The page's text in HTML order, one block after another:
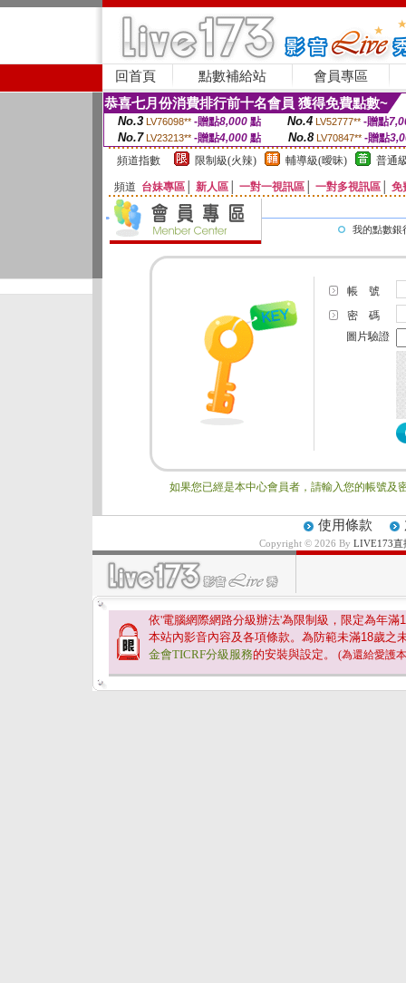
回首頁 點數補給站 會員專區
恭喜七月份消費排行前十名會員 獲得免費點數~
No.3 LV76098** -贈點8,000點 No.4 LV52777** -贈點
No.7 LV23213** -贈點4,000 點 No.8 LV70847** -贈點
頻道指數
限制級(火辣) 輔導級(曖昧) 普通
頻道 台妹專區 新人區 一對一視訊區 一對多視訊區 免
我的點數銀
帳 號
密 碼
圖片驗證
如果您已經是本中心會員者，請輸入您的帳號及
使用條款
Copyright © 2026 By LIVE173直
依'電腦網際網路分級辦法'為限制級，限定為年滿
本站內影音內容及各項條款。為防範未滿18歲之
金會TICRF分級服務的安裝與設定。 (為還給愛護